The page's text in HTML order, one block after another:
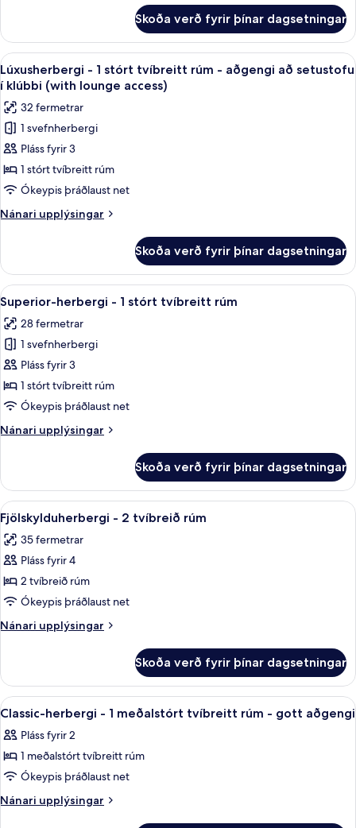
herbergi
2
einbreið
Skoða verð fyrir þínar dagsetningar
Skoða
allar
myndir
fyrir
Lúxusherbergi
-
1
stórt
tvíbreitt
rúm
aðgengi
að
setustofu
klúbbi
(with
lounge
access)
Rúmföt úr egypskri bómull, rúmföt
8
Lúxusherbergi - 1 stórt tvíbreitt rúm - aðgengi að setustofu
í klúbbi (with lounge access)
32 fermetrar
1 svefnherbergi
Pláss fyrir 3
1 stórt tvíbreitt rúm
Ókeypis þráðlaust net
Nánari upplýsingar
Nánari
-
stórt
tvíbreitt
rúm
að
setustofu
klúbbi
(with
Skoða verð fyrir þínar dagsetningar
Skoða
allar
myndir
fyrir
Superior-
herbergi
-
stórt
Rúmföt úr egypskri bómull, rúmföt
7
Superior-herbergi - 1 stórt tvíbreitt rúm
28 fermetrar
1 svefnherbergi
Pláss fyrir 3
1 stórt tvíbreitt rúm
Ókeypis þráðlaust net
Nánari upplýsingar
Nánari
herbergi
1
stórt
tvíbreitt
rúm
Skoða verð fyrir þínar dagsetningar
Skoða
allar
myndir
fyrir
Fjölskylduherbergi
-
2
tvíbreið
Fjölskylduherbergi - 2 tvíbreið rúm |
8
Fjölskylduherbergi - 2 tvíbreið rúm
35 fermetrar
Pláss fyrir 4
2 tvíbreið rúm
Ókeypis þráðlaust net
Nánari upplýsingar
Nánari
-
tvíbreið
Skoða verð fyrir þínar dagsetningar
Skoða
allar
myndir
fyrir
Classic-
herbergi
Classic-herbergi - 1 meðalstórt
2
Classic-herbergi - 1 meðalstórt tvíbreitt rúm - gott aðgengi
Pláss fyrir 2
1 meðalstórt tvíbreitt rúm
Ókeypis þráðlaust net
Nánari upplýsingar
Nánari